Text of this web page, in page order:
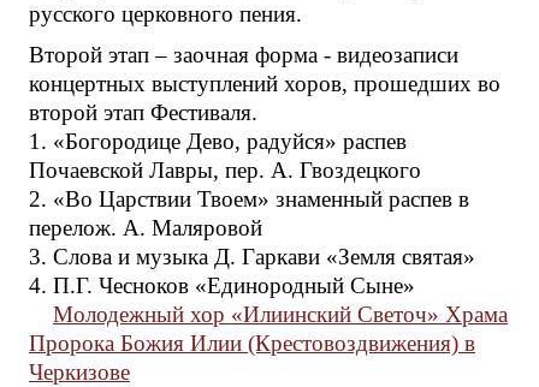
русского церковного пения.
Второй этап – заочная форма - видеозаписи
концертных выступлений хоров, прошедших во
второй этап Фестиваля.
1. «Богородице Дево, радуйся» распев
Почаевской Лавры, пер. А. Гвоздецкого
2. «Во Царствии Твоем» знаменный распев в
перелож. А. Маляровой
3. Слова и музыка Д. Гаркави «Земля святая»
4. П.Г. Чесноков «Единородный Сыне»
Молодежный хор «Илиинский Светоч» Храма
Пророка Божия Илии (Крестовоздвижения) в
Черкизове